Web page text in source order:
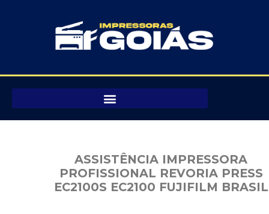
conteúdo
ASSISTÊNCIA IMPRESSORA
PROFISSIONAL REVORIA PRESS
EC2100S EC2100 FUJIFILM BRASIL